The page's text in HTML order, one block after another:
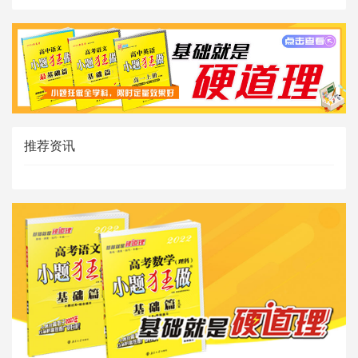
推荐资讯